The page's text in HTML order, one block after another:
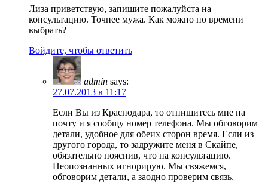
Лиза приветствую, запишите пожалуйста на
консультацию. Точнее мужа. Как можно по времени
выбрать?
Войдите, чтобы ответить
admin says:
27.07.2013 в 11:17
Если Вы из Краснодара, то отпишитесь мне на
почту и я сообщу номер телефона. Мы обговорим
детали, удобное для обеих сторон время. Если из
другого города, то задружите меня в Скайпе,
обязательно пояснив, что на консультацию.
Неопознанных игнорирую. Мы свяжемся,
обговорим детали, а заодно проверим связь.